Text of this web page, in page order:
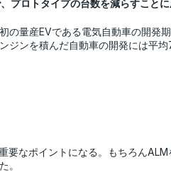
ロトタイプの台数を減らすことに
の量産EVである電気自動車の開発
ンを積んだ自動車の開発には平均
なポイントになる。もちろん
。